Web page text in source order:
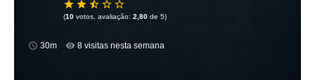
(10 votos, avaliação: 2,80 de 5)
30m 8 visitas nesta semana